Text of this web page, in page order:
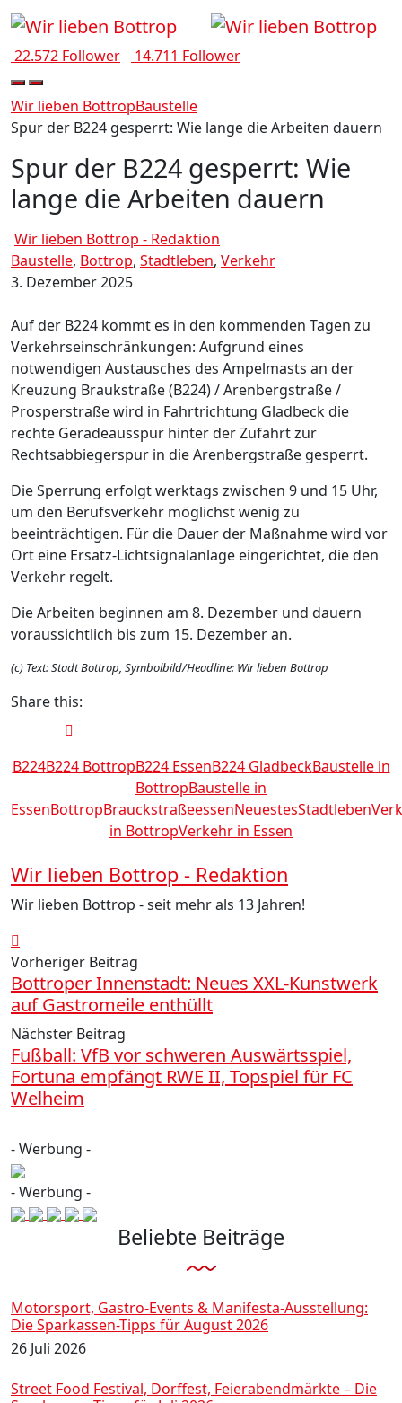
22.572 Follower 14.711 Follower
Wir lieben BottropBaustelle
Spur der B224 gesperrt: Wie lange die Arbeiten dauern
Spur der B224 gesperrt: Wie
lange die Arbeiten dauern
Wir lieben Bottrop - Redaktion
Baustelle, Bottrop, Stadtleben, Verkehr
3. Dezember 2025
Auf der B224 kommt es in den kommenden Tagen zu
Verkehrseinschränkungen: Aufgrund eines
notwendigen Austausches des Ampelmasts an der
Kreuzung Braukstraße (B224) / Arenbergstraße /
Prosperstraße wird in Fahrtrichtung Gladbeck die
rechte Geradeausspur hinter der Zufahrt zur
Rechtsabbiegerspur in die Arenbergstraße gesperrt.
Die Sperrung erfolgt werktags zwischen 9 und 15 Uhr,
um den Berufsverkehr möglichst wenig zu
beeinträchtigen. Für die Dauer der Maßnahme wird vor
Ort eine Ersatz-Lichtsignalanlage eingerichtet, die den
Verkehr regelt.
Die Arbeiten beginnen am 8. Dezember und dauern
voraussichtlich bis zum 15. Dezember an.
(c) Text: Stadt Bottrop, Symbolbild/Headline: Wir lieben Bottrop
Share this:
B224B224 BottropB224 EssenB224 GladbeckBaustelle in
BottropBaustelle in
EssenBottropBrauckstraßeessenNeuestesStadtleben
in BottropVerkehr in Essen
Wir lieben Bottrop - Redaktion
Wir lieben Bottrop - seit mehr als 13 Jahren!
Vorheriger Beitrag
Bottroper Innenstadt: Neues XXL-Kunstwerk
auf Gastromeile enthüllt
Nächster Beitrag
Fußball: VfB vor schweren Auswärtsspiel,
Fortuna empfängt RWE II, Topspiel für FC
Welheim
- Werbung -
- Werbung -
Beliebte Beiträge
Motorsport, Gastro-Events & Manifesta-Ausstellung:
Die Sparkassen-Tipps für August 2026
26 Juli 2026
Street Food Festival, Dorffest, Feierabendmärkte – Die